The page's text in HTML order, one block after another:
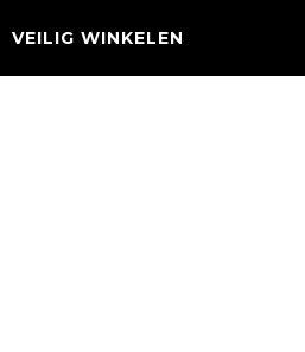
VEILIG WINKELEN